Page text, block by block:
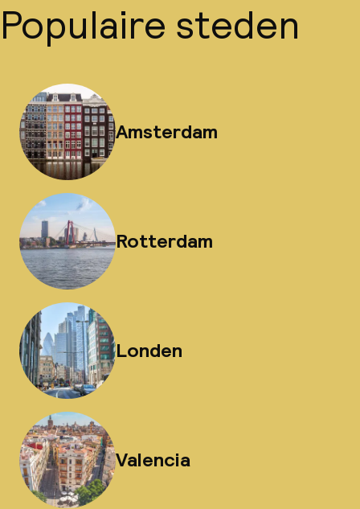
Populaire steden
Amsterdam
Rotterdam
Londen
Valencia